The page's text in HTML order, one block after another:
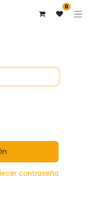
0
contraseña